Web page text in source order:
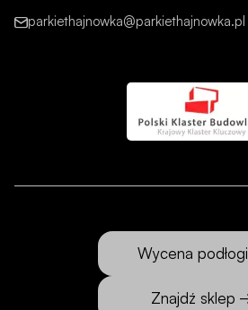
parkiethajnowka@parkiethajnowka.pl
Wycena podłogi
Znajdź sklep